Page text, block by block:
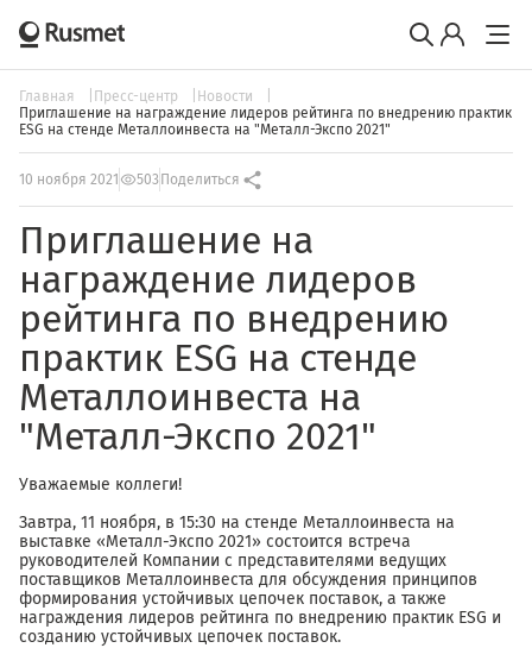
Главная Пресс-центр
Новости
Приглашение на награждение лидеров рейтинга по внедрению практик
ESG на стенде Металлоинвеста на "Металл-Экспо 2021"
10 ноября 2021 503 Поделиться
Приглашение на
награждение лидеров
рейтинга по внедрению
практик ESG на стенде
Металлоинвеста на
"Металл-Экспо 2021"
Уважаемые коллеги!
Завтра, 11 ноября, в 15:30 на стенде Металлоинвеста на
выставке «Металл-Экспо 2021» состоится встреча
руководителей Компании с представителями ведущих
поставщиков Металлоинвеста для обсуждения принципов
формирования устойчивых цепочек поставок, а также
награждения лидеров рейтинга по внедрению практик ESG и
созданию устойчивых цепочек поставок.